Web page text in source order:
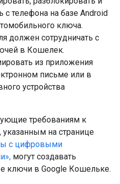
с телефона на базе Android
ключа.
должен сотрудничать с
в Кошелек.
из приложения
письме или в
устройства
требованиям к
на странице
с цифровыми
могут создавать
ключи в Google Кошельке.